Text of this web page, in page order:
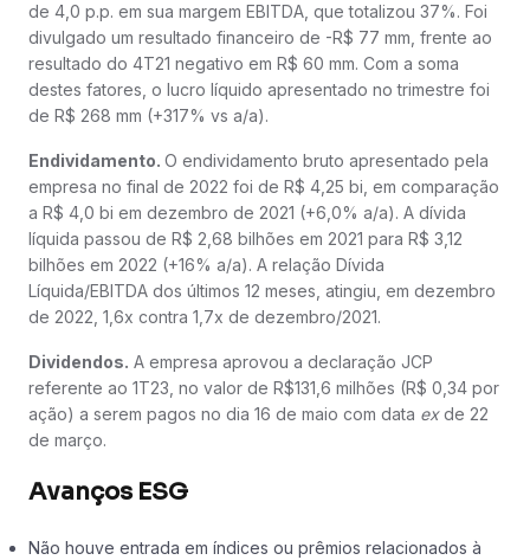
de 4,0 p.p. em sua margem EBITDA, que totalizou 37%. Foi
divulgado um resultado financeiro de -R$ 77 mm, frente ao
resultado do 4T21 negativo em R$ 60 mm. Com a soma
destes fatores, o lucro líquido apresentado no trimestre foi
de R$ 268 mm (+317% vs a/a).
Endividamento. O endividamento bruto apresentado pela
empresa no final de 2022 foi de R$ 4,25 bi, em comparação
a R$ 4,0 bi em dezembro de 2021 (+6,0% a/a). A dívida
líquida passou de R$ 2,68 bilhões em 2021 para R$ 3,12
bilhões em 2022 (+16% a/a). A relação Dívida
Líquida/EBITDA dos últimos 12 meses, atingiu, em dezembro
de 2022, 1,6x contra 1,7x de dezembro/2021.
Dividendos. A empresa aprovou a declaração JCP
referente ao 1T23, no valor de R$131,6 milhões (R$ 0,34 por
ação) a serem pagos no dia 16 de maio com data exde 22
de março.
Avanços ESG
Não houve entrada em índices ou prêmios relacionados à